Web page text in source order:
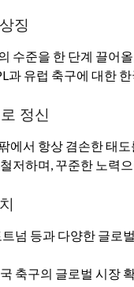
징
수준을 한 단계 끌어
과 유럽 축구에 대한
정신
에서 항상 겸손한 태
저하며, 꾸준한 노력
넘 등과 다양한 글로
축구의 글로벌 시장